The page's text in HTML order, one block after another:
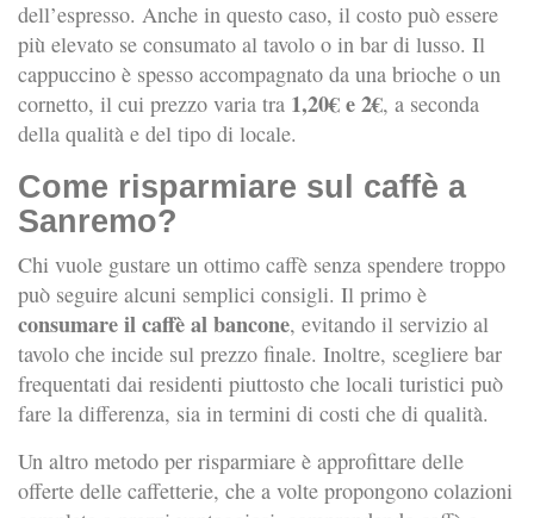
dell’espresso. Anche in questo caso, il costo può essere
più elevato se consumato al tavolo o in bar di lusso. Il
cappuccino è spesso accompagnato da una brioche o un
cornetto, il cui prezzo varia tra 1,20€ e 2€, a seconda
della qualità e del tipo di locale.
Come risparmiare sul caffè a
Sanremo?
Chi vuole gustare un ottimo caffè senza spendere troppo
può seguire alcuni semplici consigli. Il primo è
consumare il caffè al bancone, evitando il servizio al
tavolo che incide sul prezzo finale. Inoltre, scegliere bar
frequentati dai residenti piuttosto che locali turistici può
fare la differenza, sia in termini di costi che di qualità.
Un altro metodo per risparmiare è approfittare delle
offerte delle caffetterie, che a volte propongono colazioni